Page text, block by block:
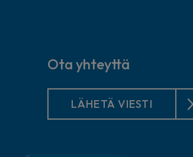
Ota yhteyttä
LÄHETÄ VIESTI